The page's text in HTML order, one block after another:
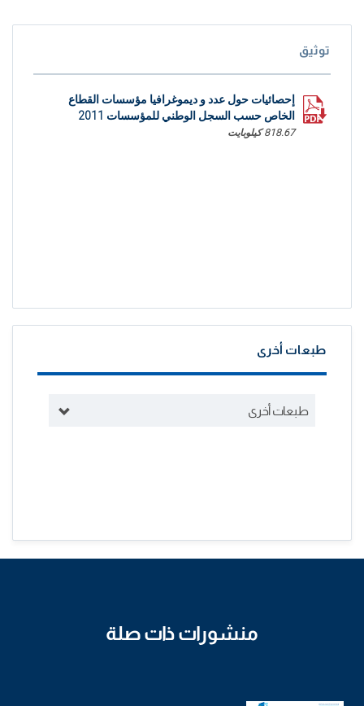
توثيق
إحصائيات حول عدد و ديموغرافيا مؤسسات القطاع
الخاص حسب السجل الوطني للمؤسسات 2011
818.67 كيلوبايت
طبعات أخرى
طبعات أخرى
منشورات ذات صلة